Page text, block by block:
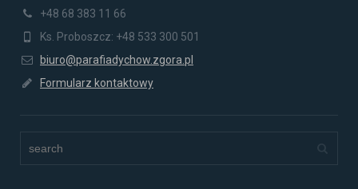
+48 68 383 11 66
Ks. Proboszcz: +48 533 300 501
biuro@parafiadychow.zgora.pl
Formularz kontaktowy